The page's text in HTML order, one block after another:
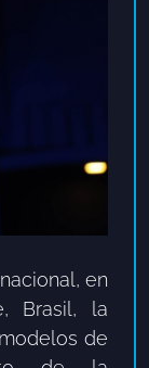
en
Brasil, la
de